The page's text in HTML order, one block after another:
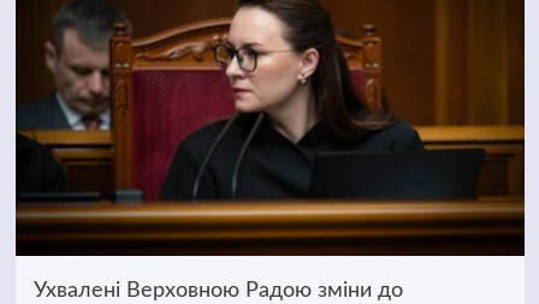
Ухвалені Верховною Радою зміни до